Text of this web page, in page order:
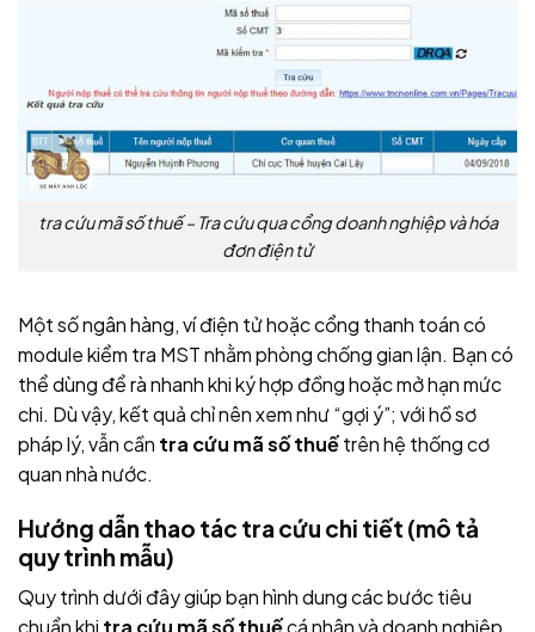
tra cứu mã số thuế – Tra cứu qua cổng doanh nghiệp và hóa
đơn điện tử
Một số ngân hàng, ví điện tử hoặc cổng thanh toán có
module kiểm tra MST nhằm phòng chống gian lận. Bạn có
thể dùng để rà nhanh khi ký hợp đồng hoặc mở hạn mức
chi. Dù vậy, kết quả chỉ nên xem như “gợi ý”; với hồ sơ
pháp lý, vẫn cần tra cứu mã số thuếtrên hệ thống cơ
quan nhà nước.
Hướng dẫn thao tác tra cứu chi tiết (mô tả
quy trình mẫu)
Quy trình dưới đây giúp bạn hình dung các bước tiêu